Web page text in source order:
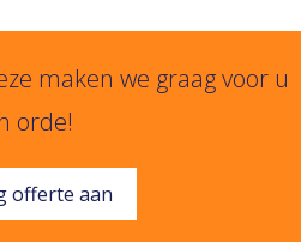
maken we graag voor u
orde!
offerte aan